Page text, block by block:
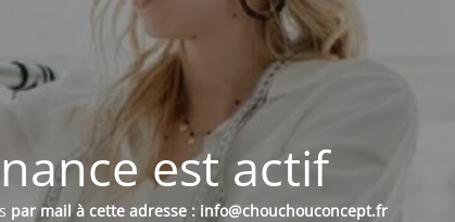
est actif
par mail à cette adresse : info@chouchouconcept.fr